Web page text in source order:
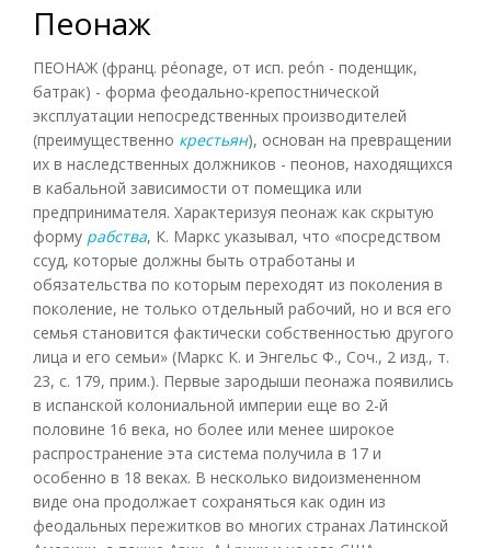
Пеонаж
ПЕОНАЖ (франц. péonage, от исп. peón - поденщик,
батрак) - форма феодально-крепостнической
эксплуатации непосредственных производителей
(преимущественно крестьян), основан на превращении
их в наследственных должников - пеонов, находящихся
в кабальной зависимости от помещика или
предпринимателя. Характеризуя пеонаж как скрытую
форму рабства, К. Маркс указывал, что «посредством
ссуд, которые должны быть отработаны и
обязательства по которым переходят из поколения в
поколение, не только отдельный рабочий, но и вся его
семья становится фактически собственностью другого
лица и его семьи» (Маркс К. и Энгельс Ф., Соч., 2 изд., т.
23, с. 179, прим.). Первые зародыши пеонажа появились
в испанской колониальной империи еще во 2-й
половине 16 века, но более или менее широкое
распространение эта система получила в 17 и
особенно в 18 веках. В несколько видоизмененном
виде она продолжает сохраняться как один из
феодальных пережитков во многих странах Латинской